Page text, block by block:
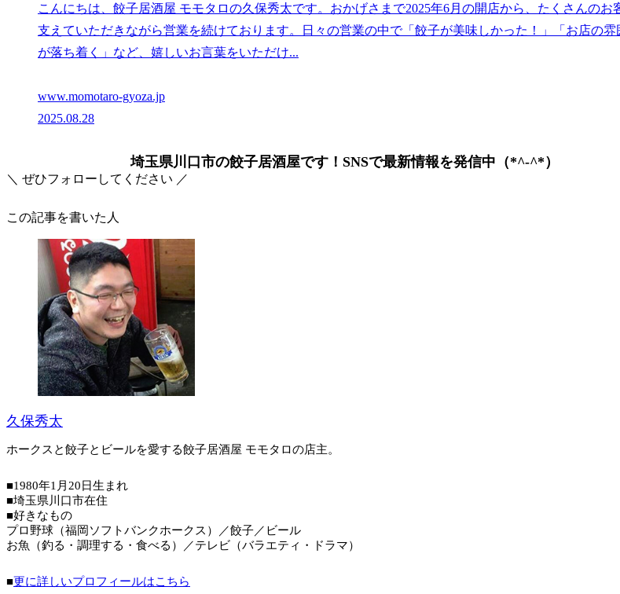
こんにちは、餃子居酒屋 モモタロの久保秀太です。おかげさまで2025年6月の開店から、たくさんのお
支えていただきながら営業を続けております。日々の営業の中で「餃子が美味しかった！」「お店の雰
が落ち着く」など、嬉しいお言葉をいただけ...
www.momotaro-gyoza.jp
2025.08.28
埼玉県川口市の餃子居酒屋です！SNSで最新情報を発信中（*^-^*）
＼ ぜひフォローしてください ／
この記事を書いた人
久保秀太
ホークスと餃子とビールを愛する餃子居酒屋 モモタロの店主。
■1980年1月20日生まれ
■埼玉県川口市在住
■好きなもの
プロ野球（福岡ソフトバンクホークス）／餃子／ビール
お魚（釣る・調理する・食べる）／テレビ（バラエティ・ドラマ）
■更に詳しいプロフィールはこちら